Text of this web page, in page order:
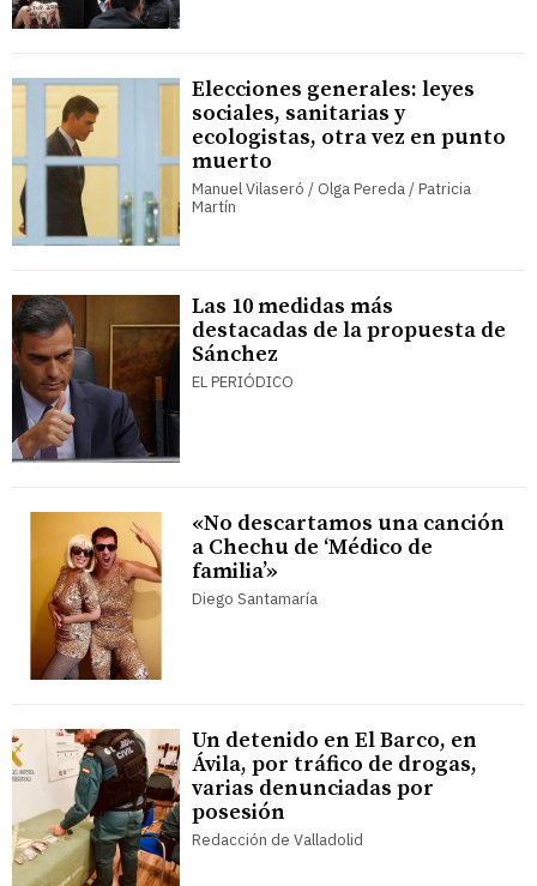
Elecciones generales: leyes
sociales, sanitarias y
ecologistas, otra vez en punto
muerto
Manuel Vilaseró / Olga Pereda / Patricia
Martín
Las 10 medidas más
destacadas de la propuesta de
Sánchez
EL PERIÓDICO
«No descartamos una canción
a Chechu de ‘Médico de
familia’»
Diego Santamaría
Un detenido en El Barco, en
Ávila, por tráfico de drogas,
varias denunciadas por
posesión
Redacción de Valladolid